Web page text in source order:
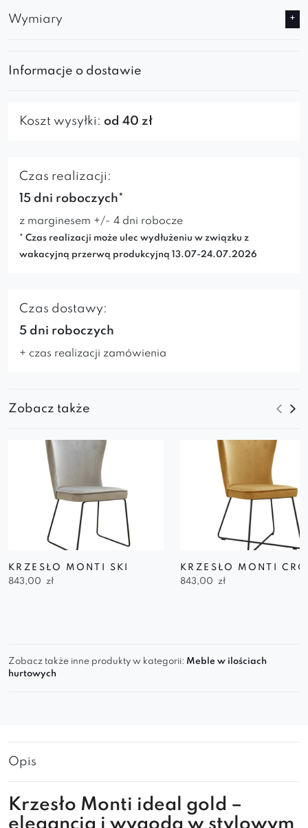
Wymiary
Informacje o dostawie
Koszt wysyłki: od 40 zł
Czas realizacji:
15 dni roboczych*
z marginesem +/- 4 dni robocze
* Czas realizacji może ulec wydłużeniu w związku z
wakacyjną przerwą produkcyjną 13.07-24.07.2026
Czas dostawy:
5 dni roboczych
+ czas realizacji zamówienia
Zobacz także
KRZESŁO MONTI SKI
843,00
zł
KRZESŁO MONTI
843,00
zł
Zobacz także inne produkty w kategorii: Meble w ilościach
hurtowych
Opis
Krzesło Monti ideal gold –
elegancja i wygoda w stylowym